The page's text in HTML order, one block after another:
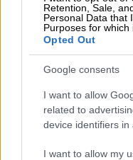
Retention, Sale,
Personal Data that
Purposes for which
Opted Out
Google consents
I want to allow
related to
device identifiers in
I want to allow my